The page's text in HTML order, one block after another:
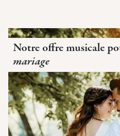
Notre offre musicale
mariage